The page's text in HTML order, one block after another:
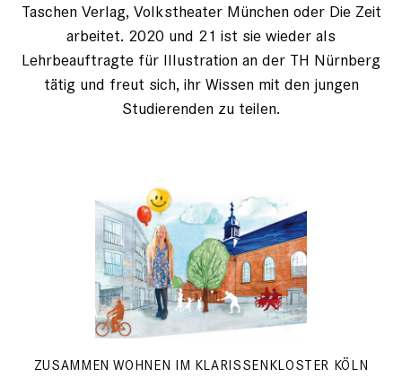
Taschen Verlag, Volkstheater München oder Die Zeit
arbeitet. 2020 und 21 ist sie wieder als
Lehrbeauftragte für Illustration an der TH Nürnberg
tätig und freut sich, ihr Wissen mit den jungen
Studierenden zu teilen.
ZUSAMMEN WOHNEN IM KLARISSENKLOSTER KÖLN